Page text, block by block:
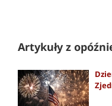
Artykuły z